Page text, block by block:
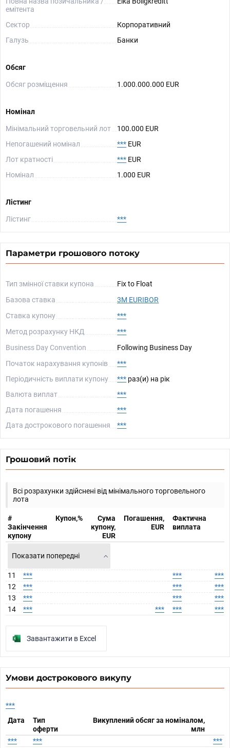
емітента
Сектор
Корпоративний
Галузь
Банки
Обсяг
Обсяг розміщення 1.000.000.000 EUR
Номінал
Мінімальний торговельний лот
100.000 EUR
Непогашений номінал
*** EUR
Лот кратності
*** EUR
Номінал
1.000 EUR
Лістинг
Лістинг ***
Параметри грошового потоку
Тип змінної ставки купона
Fix to Float
Базова ставка
3M EURIBOR
Ставка купону
***
Метод розрахунку НКД
***
Business Day Convention
Following Business Day
Початок нарахування купонів
***
Періодичність виплати купону
*** раз(и) на рік
Валюта виплат
***
Дата погашення
***
Дата дострокового погашення
***
Грошовий потік
Всі розрахунки здійснені від мінімального торговельного
лота
#
Закінчення
купону
Купон,%
Сума
купону,
EUR
Погашення,
EUR
Фактична
виплата
Показати попередні
11 *** ***
***
12
*** ***
***
13
*** ***
***
14
*** *** *** ***
Завантажити в Excel
Умови дострокового викупу
***
Дата
Тип
оферти
Викуплений обсяг за номіналом,
млн
***
*** ***